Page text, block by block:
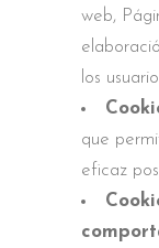
web,
los
que
eficaz